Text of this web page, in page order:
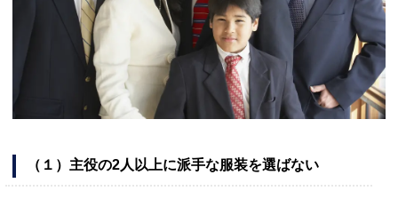
（１）主役の2人以上に派手な服装を選ばない